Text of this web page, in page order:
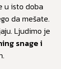
u isto doba
da mešate.
Ljudimo je
snage i